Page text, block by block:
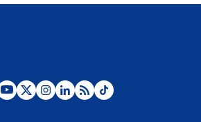
Desde dermatitis hasta infecciones: